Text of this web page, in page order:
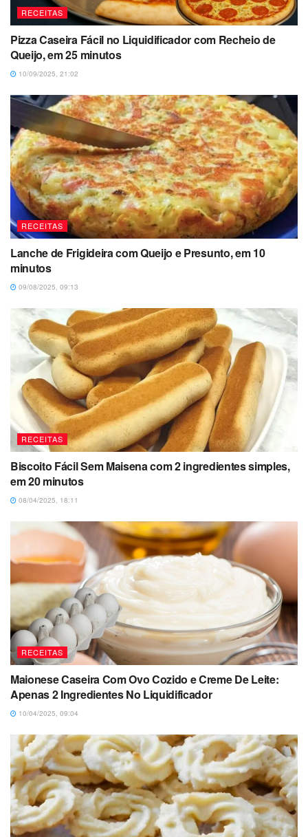
RECEITAS
Pizza Caseira Fácil no Liquidificador com Recheio de
Queijo, em 25 minutos
10/09/2025, 21:02
RECEITAS
Lanche de Frigideira com Queijo e Presunto, em 10
minutos
09/08/2025, 09:13
RECEITAS
Biscoito Fácil Sem Maisena com 2 ingredientes simples,
em 20 minutos
08/04/2025, 18:11
RECEITAS
Maionese Caseira Com Ovo Cozido e Creme De Leite:
Apenas 2 Ingredientes No Liquidificador
10/04/2025, 09:04